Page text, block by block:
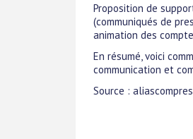
Proposition de
(communiqués de
animation des
En résumé, voici
communication et
Source :